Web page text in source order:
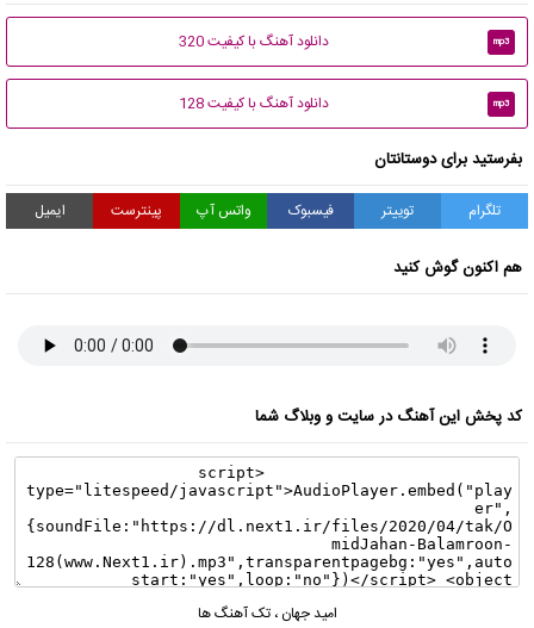
mp3 دانلود آهنگ با کیفیت 320
mp3 دانلود آهنگ با کیفیت 128
بفرستید برای دوستانتان
تلگرام توییتر فیسبوک واتس آپ پینترست ایمیل
هم اکنون گوش کنید
کد پخش این آهنگ در سایت و وبلاگ شما
امید جهان ،تک آهنگ ها